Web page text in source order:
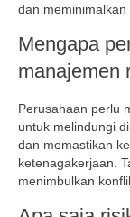
dan meminimalkan
Mengapa
manajemen
Perusahaan perlu
untuk melindungi
dan memastikan
ketenagakerjaan.
menimbulkan